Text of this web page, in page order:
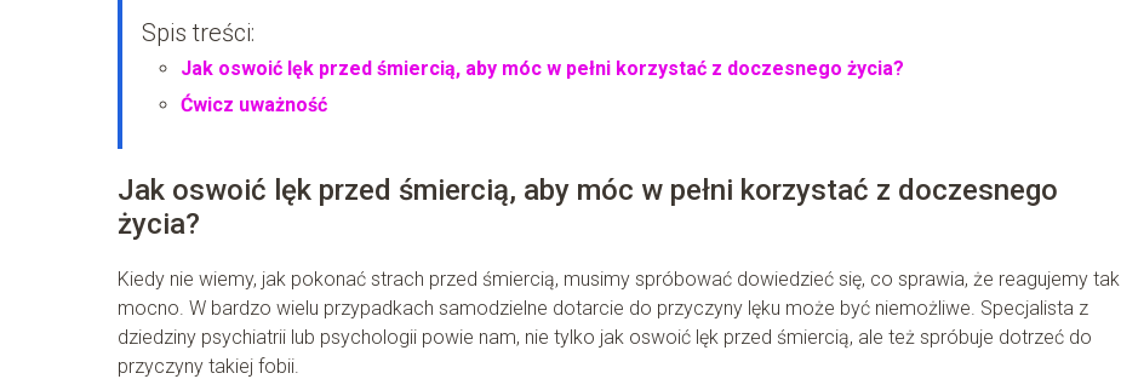
Spis treści:
Jak oswoić lęk przed śmiercią, aby móc w pełni korzystać z doczesnego życia?
Ćwicz uważność
Jak oswoić lęk przed śmiercią, aby móc w pełni korzystać z doczesnego
życia?
Kiedy nie wiemy, jak pokonać strach przed śmiercią, musimy spróbować dowiedzieć się, co sprawia, że reagujemy tak
mocno. W bardzo wielu przypadkach samodzielne dotarcie do przyczyny lęku może być niemożliwe. Specjalista z
dziedziny psychiatrii lub psychologii powie nam, nie tylko jak oswoić lęk przed śmiercią, ale też spróbuje dotrzeć do
przyczyny takiej fobii.